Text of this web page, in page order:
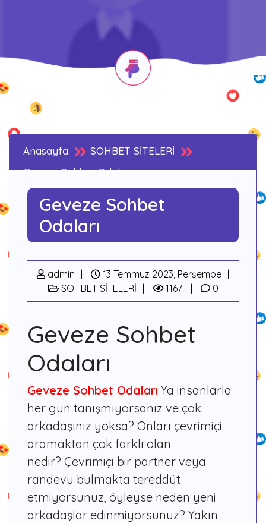
Anasayfa
SOHBET SİTELERİ
Geveze Sohbet Odaları
Geveze Sohbet
Odaları
admin
13 Temmuz 2023, Perşembe
SOHBET SİTELERİ
1167 0
Geveze Sohbet
Odaları
Geveze Sohbet Odaları Ya insanlarla
her gün tanışmıyorsanız ve çok
arkadaşınız yoksa? Onları çevrimiçi
aramaktan çok farklı olan
nedir? Çevrimiçi bir partner veya
randevu bulmakta tereddüt
etmiyorsunuz, öyleyse neden yeni
arkadaşlar edinmiyorsunuz? Yakın